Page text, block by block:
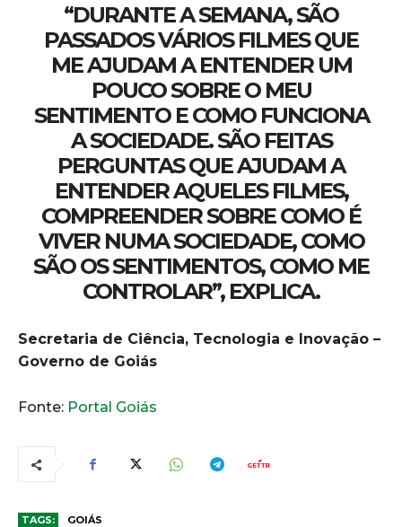
“DURANTE A SEMANA, SÃO
PASSADOS VÁRIOS FILMES QUE
ME AJUDAM A ENTENDER UM
POUCO SOBRE O MEU
SENTIMENTO E COMO FUNCIONA
A SOCIEDADE. SÃO FEITAS
PERGUNTAS QUE AJUDAM A
ENTENDER AQUELES FILMES,
COMPREENDER SOBRE COMO É
VIVER NUMA SOCIEDADE, COMO
SÃO OS SENTIMENTOS, COMO ME
CONTROLAR”, EXPLICA.
Secretaria de Ciência, Tecnologia e Inovação –
Governo de Goiás
Fonte: Portal Goiás
TAGS: GOIÁS